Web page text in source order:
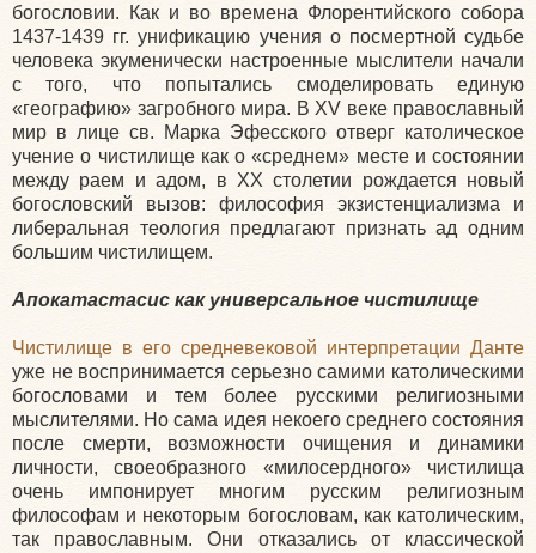
богословии. Как и во времена Флорентийского собора
1437-1439 гг. унификацию учения о посмертной судьбе
человека экуменически настроенные мыслители начали
с того, что попытались смоделировать единую
«географию» загробного мира. В XV веке православный
мир в лице св. Марка Эфесского отверг католическое
учение о чистилище как о «среднем» месте и состоянии
между раем и адом, в XX столетии рождается новый
богословский вызов: философия экзистенциализма и
либеральная теология предлагают признать ад одним
большим чистилищем.
Апокатастасис как универсальное чистилище
Чистилище в его средневековой интерпретации Данте
уже не воспринимается серьезно самими католическими
богословами и тем более русскими религиозными
мыслителями. Но сама идея некоего среднего состояния
после смерти, возможности очищения и динамики
личности, своеобразного «милосердного» чистилища
очень импонирует многим русским религиозным
философам и некоторым богословам, как католическим,
так православным. Они отказались от классической